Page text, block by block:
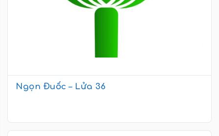
Ngọn Đuốc – Lửa 36